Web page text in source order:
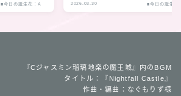
■今日の誕生花：A 2026.03.30 ■今日の誕生花
『Cジャスミン瑠璃地楽の魔王城』内のBGM
タイトル：『Nightfall Castle』
作曲・編曲：なぐもりず様